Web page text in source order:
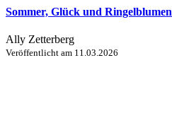
Sommer, Glück und Ringelblumen
Ally Zetterberg
Veröffentlicht am 11.03.2026